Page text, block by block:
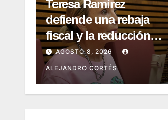
Teresa Ramírez
defiende una rebaja
fiscal y la reducción
del gasto político: «El
dinero de los
valencianos es de los
valencianos»
AGOSTO 8, 2026
ALEJANDRO CORTÉS